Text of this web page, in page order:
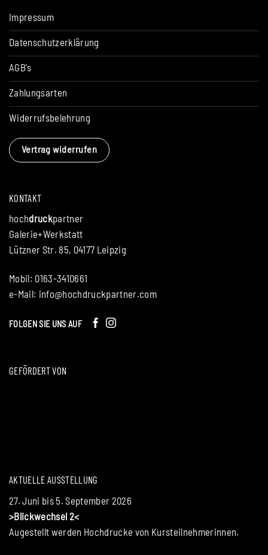
KONTAKT
hochdruckpartner
Galerie+Werkstatt
Lützner Str. 85, 04177 Leipzig
Mobil: 0163-3410661
e-Mail: info@hochdruckpartner.com
FOLGEN SIE UNS AUF
GEFÖRDERT VON
AKTUELLE AUSSTELLUNG
27. Juni bis 5. September 2026
>Blickwechsel 2<
Augestellt werden Hochdrucke von Kursteilnehmerinnen.
Impressum
Datenschutzerklärung
AGB's
Zahlungsarten
Widerrufsbelehrung
Vertrag widerrufen